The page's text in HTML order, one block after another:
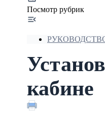
Посмотр рубрик
кабине